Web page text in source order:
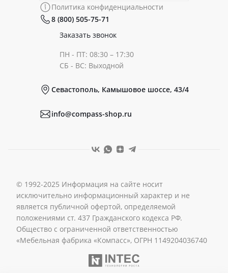
Политика конфиденциальности
8 (800) 505-75-71
Заказать звонок
ПН - ПТ: 08:30 – 17:30
СБ - ВС: Выходной
Севастополь, Камышовое шоссе, 43/4
info@compass-shop.ru
© 1992-2025 Информация на сайте носит
исключительно информационный характер и не
является публичной офертой, определяемой
положениями ст. 437 Гражданского кодекса РФ.
Общество с ограниченной ответственностью
«Мебельная фабрика «Компасс», ОГРН 1149204036740